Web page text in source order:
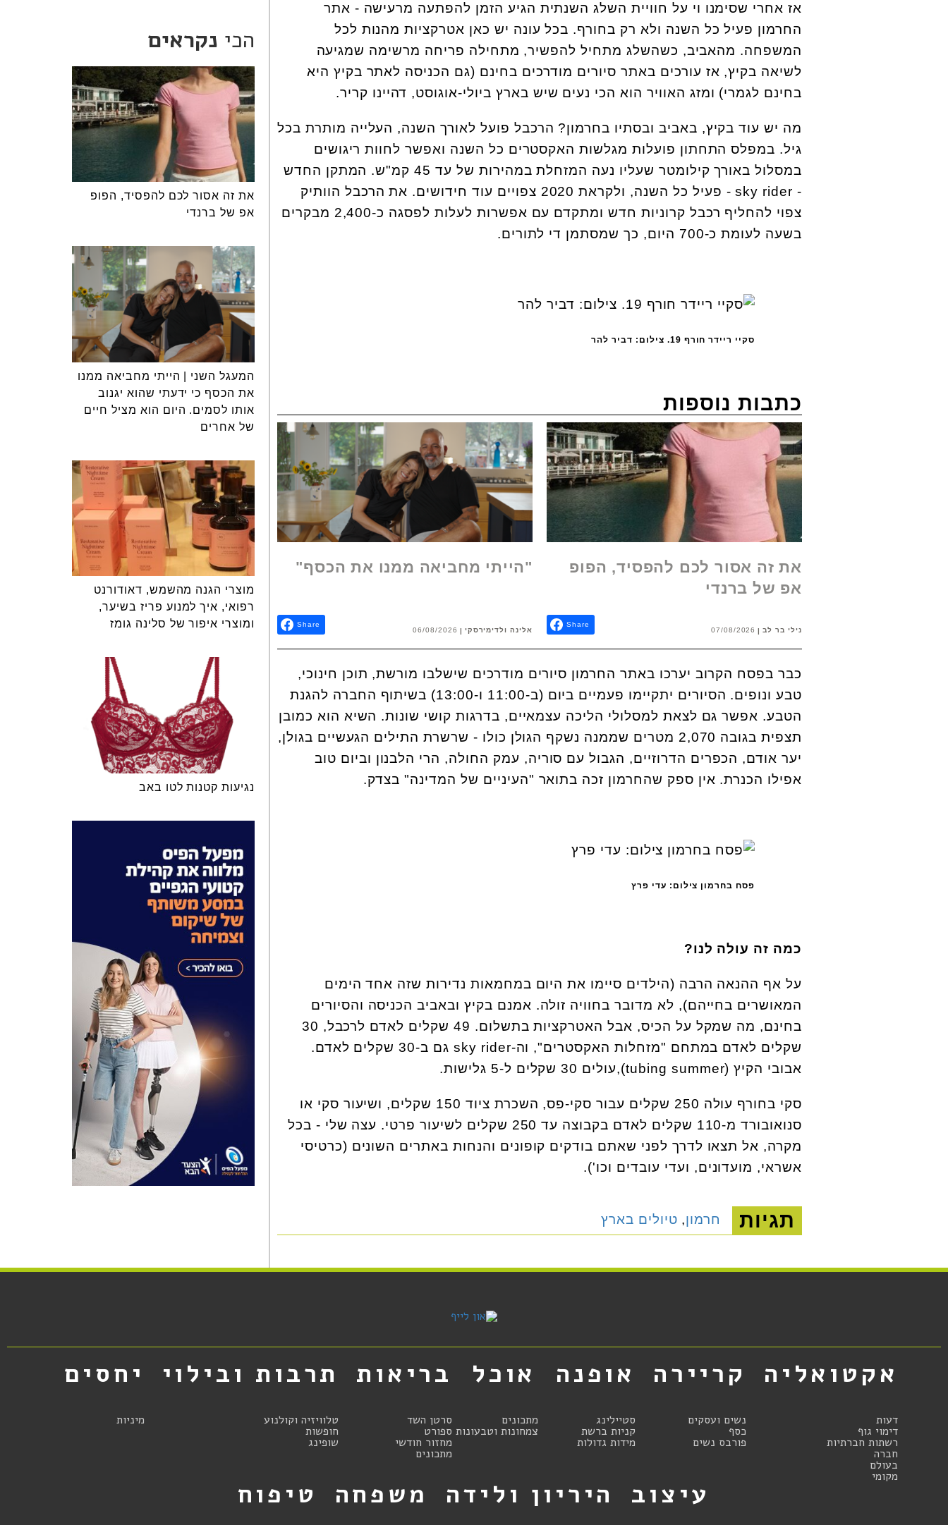
אז אחרי שסימנו וי על חוויית השלג השנתית הגיע הזמן להפתעה מרעישה - אתר
החרמון פעיל כל השנה ולא רק בחורף. בכל עונה יש כאן אטרקציות מהנות לכל
המשפחה. מהאביב, כשהשלג מתחיל להפשיר, מתחילה פריחה מרשימה שמגיעה
לשיאה בקיץ, אז עורכים באתר סיורים מודרכים בחינם (גם הכניסה לאתר בקיץ היא
בחינם לגמרי) ומזג האוויר הוא הכי נעים שיש בארץ ביולי-אוגוסט, דהיינו קריר.
מה יש עוד בקיץ, באביב ובסתיו בחרמון? הרכבל פועל לאורך השנה, העלייה מותרת בכל
גיל. במפלס התחתון פועלות מגלשות האקסטרים כל השנה ואפשר לחוות ריגושים
במסלול באורך קילומטר שעליו נעה המזחלת במהירות של עד 45 קמ"ש. המתקן החדש
- sky rider - פעיל כל השנה, ולקראת 2020 צפויים עוד חידושים. את הרכבל הוותיק
צפוי להחליף רכבל קרוניות חדש ומתקדם עם אפשרות לעלות לפסגה כ-2,400 מבקרים
בשעה לעומת כ-700 היום, כך שמסתמן די לתורים.
סקיי ריידר חורף 19. צילום: דביר להר
כתבות נוספות
את זה אסור לכם להפסיד, הפופ
אפ של ברנדי
נילי בר לב 07/08/2026
Share
"הייתי מחביאה ממנו את הכסף"
אלינה ולדימירסקי 06/08/2026
Share
כבר בפסח הקרוב יערכו באתר החרמון סיורים מודרכים שישלבו מורשת, תוכן חינוכי,
טבע ונופים. הסיורים יתקיימו פעמיים ביום (ב-11:00 ו-13:00) בשיתוף החברה להגנת
הטבע. אפשר גם לצאת למסלולי הליכה עצמאיים, בדרגות קושי שונות. השיא הוא כמובן
תצפית בגובה 2,070 מטרים שממנה נשקף הגולן כולו - שרשרת התילים הגעשיים בגולן,
יער אודם, הכפרים הדרוזיים, הגבול עם סוריה, עמק החולה, הרי הלבנון וביום טוב
אפילו הכנרת. אין ספק שהחרמון זכה בתואר "העיניים של המדינה" בצדק.
פסח בחרמון צילום: עדי פרץ
כמה זה עולה לנו?
על אף ההנאה הרבה (הילדים סיימו את היום במחמאות נדירות שזה אחד הימים
המאושרים בחייהם), לא מדובר בחוויה זולה. אמנם בקיץ ובאביב הכניסה והסיורים
בחינם, מה שמקל על הכיס, אבל האטרקציות בתשלום. 49 שקלים לאדם לרכבל, 30
שקלים לאדם במתחם "מזחלות האקסטרים", וה-sky rider גם ב-30 שקלים לאדם.
אבובי הקיץ (tubing summer),עולים 30 שקלים ל-5 גלישות.
סקי בחורף עולה 250 שקלים עבור סקי-פס, השכרת ציוד 150 שקלים, ושיעור סקי או
סנואובורד מ-110 שקלים לאדם בקבוצה עד 250 שקלים לשיעור פרטי. עצה שלי - בכל
מקרה, אל תצאו לדרך לפני שאתם בודקים קופונים והנחות באתרים השונים (כרטיסי
אשראי, מועדונים, ועדי עובדים וכו').
תגיות חרמון, טיולים בארץ
הכי נקראים
את זה אסור לכם להפסיד, הפופ
אפ של ברנדי
המעגל השני | הייתי מחביאה ממנו
את הכסף כי ידעתי שהוא יגנוב
אותו לסמים. היום הוא מציל חיים
של אחרים
מוצרי הגנה מהשמש, דאודורנט
רפואי, איך למנוע פריז בשיער,
ומוצרי איפור של סלינה גומז
נגיעות קטנות לטו באב
אקטואליה
דעות
דימוי גוף
רשתות חברתיות
חברה
בעולם
מקומי
קריירה
נשים ועסקים
כסף
פורבס נשים
אופנה
סטיילינג
קניות ברשת
מידות גדולות
אוכל
מתכונים
צמחונות וטבעונות
בריאות
סרטן השד
ספורט
מחזור חודשי
מתכונים
תרבות ובילוי
טלוויזיה וקולנוע
חופשות
שופינג
יחסים
מיניות
עיצוב היריון ולידה משפחה טיפוח